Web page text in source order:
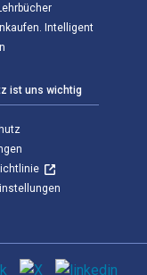
Intelligent
ist uns wichtig